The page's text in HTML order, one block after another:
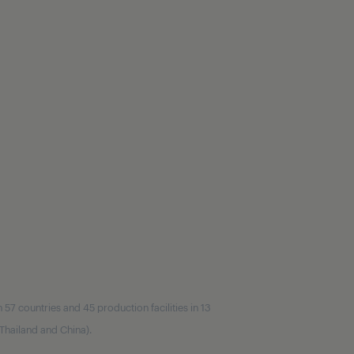
countries and 45 production facilities in 13
and China).